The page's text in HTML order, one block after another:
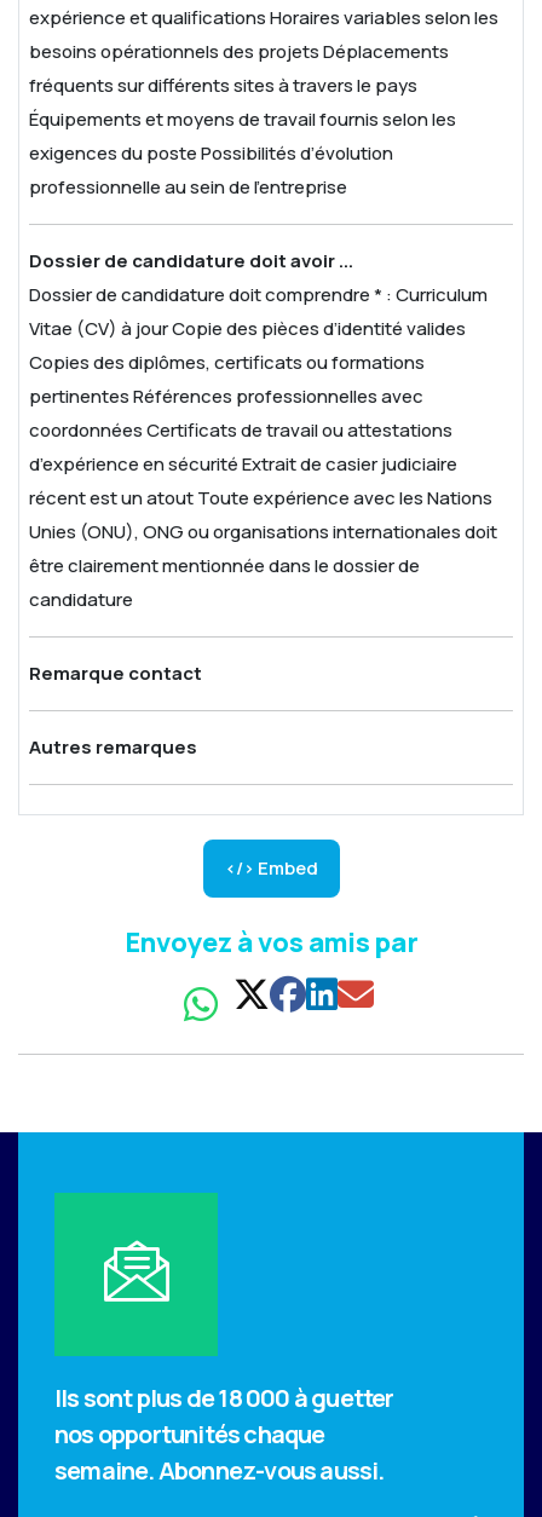
expérience et qualificationsHoraires variables selon les
besoins opérationnels des projetsDéplacements
fréquents sur différents sites à travers le pays
Équipements et moyens de travail fournis selon les
exigences du postePossibilités d’évolution
professionnelle au sein de l’entreprise
Dossier de candidature doit avoir ...
Dossier de candidature doit comprendre * :Curriculum
Vitae (CV) à jourCopie des pièces d’identité valides
Copies des diplômes, certificats ou formations
pertinentesRéférences professionnelles avec
coordonnéesCertificats de travail ou attestations
d’expérience en sécuritéExtrait de casier judiciaire
récent est un atoutToute expérience avec les Nations
Unies (ONU), ONG ou organisations internationales doit
être clairement mentionnée dans le dossier de
candidature
Remarque contact
Autres remarques
</> Embed
Envoyez à vos amis par
Ils sont plus de 18 000 à guetter
nos opportunités chaque
semaine.Abonnez-vous aussi.